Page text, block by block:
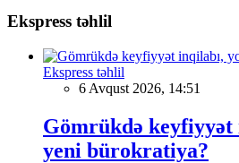
Ekspress təhlil
Ekspress təhlil
6 Avqust 2026, 14:51
Gömrükdə keyfiyyət
yeni bürokratiya?